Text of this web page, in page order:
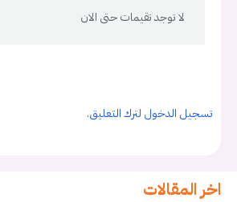
لا توجد تقيمات حتى الان
تسجيل الدخول لترك التعليق.
اخر المقالات